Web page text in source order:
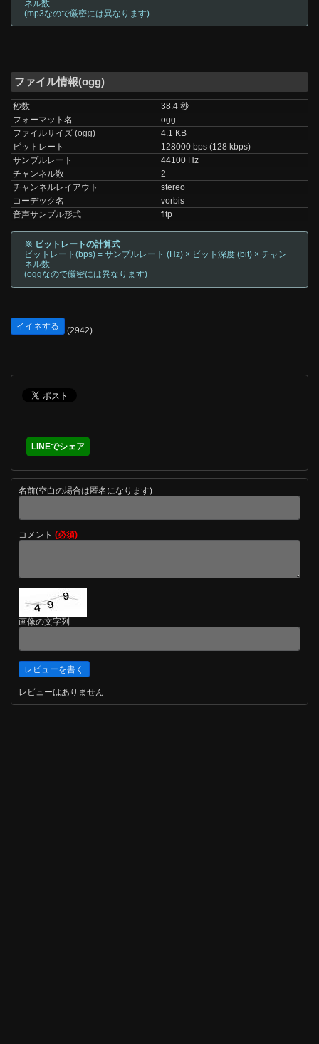
ネル数
(mp3なので厳密には異なります)
ファイル情報(ogg)
秒数
38.4 秒
フォーマット名
ogg
ファイルサイズ (ogg)
4.1 KB
ビットレート
128000 bps (128 kbps)
サンプルレート
44100 Hz
チャンネル数
2
チャンネルレイアウト
stereo
コーデック名
vorbis
音声サンプル形式
fltp
※ ビットレートの計算式
ビットレート(bps) = サンプルレート (Hz) × ビット深度 (bit) × チャン
ネル数
(oggなので厳密には異なります)
イイネする (2942)
LINEでシェア
名前(空白の場合は匿名になります)
コメント (必須)
画像の文字列
レビューはありません